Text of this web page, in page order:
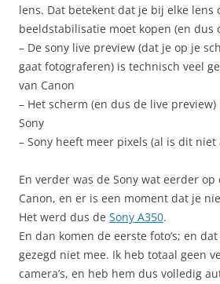
lens. Dat betekent dat je bij elke lens
beeldstabilisatie moet kopen (en dus
– De sony live preview (dat je op je
gaat fotograferen) is technisch veel
van Canon
– Het scherm (en dus de live
Sony
– Sony heeft meer pixels (al is dit
En verder was de Sony wat eerder
Canon, en er is een moment dat je
Het werd dus de Sony A350.
En dan komen de eerste foto’s; en
gezegd niet mee. Ik heb totaal geen
camera’s, en heb hem dus volledig